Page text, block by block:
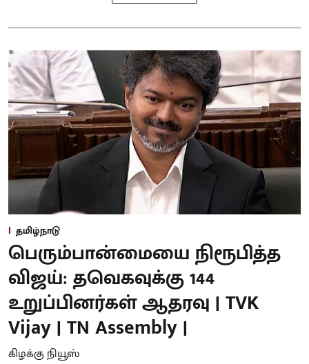
தமிழ்நாடு
பெரும்பான்மையை நிரூபித்த
விஜய்: தவெகவுக்கு 144
உறுப்பினர்கள் ஆதரவு | TVK
Vijay | TN Assembly |
கிழக்கு நியூஸ்